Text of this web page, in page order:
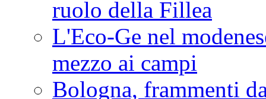
ruolo della Fillea
L'Eco-Ge nel
mezzo ai campi
Bologna, frammenti